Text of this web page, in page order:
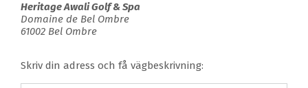
Heritage Awali Golf & Spa
Domaine de Bel Ombre
61002 Bel Ombre
Skriv din adress och få vägbeskrivning: